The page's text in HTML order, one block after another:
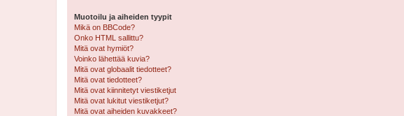
Muotoilu ja aiheiden tyypit
Mikä on BBCode?
Onko HTML sallittu?
Mitä ovat hymiöt?
Voinko lähettää kuvia?
Mitä ovat globaalit tiedotteet?
Mitä ovat tiedotteet?
Mitä ovat kiinnitetyt viestiketjut
Mitä ovat lukitut viestiketjut?
Mitä ovat aiheiden kuvakkeet?